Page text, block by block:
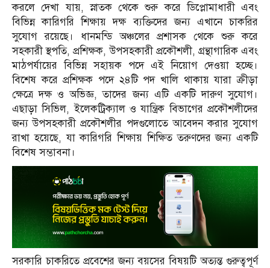
করলে দেখা যায়, স্নাতক থেকে শুরু করে ডিপ্লোমাধারী এবং
বিভিন্ন কারিগরি শিক্ষায় দক্ষ ব্যক্তিদের জন্য এখানে চাকরির
সুযোগ রয়েছে। ধানমন্ডি অঞ্চলের প্রশাসক থেকে শুরু করে
সহকারী স্থপতি, প্রশিক্ষক, উপসহকারী প্রকৌশলী, গ্রন্থাগারিক এবং
মাঠপর্যায়ের বিভিন্ন সহায়ক পদে এই নিয়োগ দেওয়া হচ্ছে।
বিশেষ করে প্রশিক্ষক পদে ২৪টি পদ খালি থাকায় যারা ক্রীড়া
ক্ষেত্রে দক্ষ ও অভিজ্ঞ, তাদের জন্য এটি একটি দারুণ সুযোগ।
এছাড়া সিভিল, ইলেকট্রিক্যাল ও যান্ত্রিক বিভাগের প্রকৌশলীদের
জন্য উপসহকারী প্রকৌশলীর পদগুলোতে আবেদন করার সুযোগ
রাখা হয়েছে, যা কারিগরি শিক্ষায় শিক্ষিত তরুণদের জন্য একটি
বিশেষ সম্ভাবনা।
সরকারি চাকরিতে প্রবেশের জন্য বয়সের বিষয়টি অত্যন্ত গুরুত্বপূর্ণ